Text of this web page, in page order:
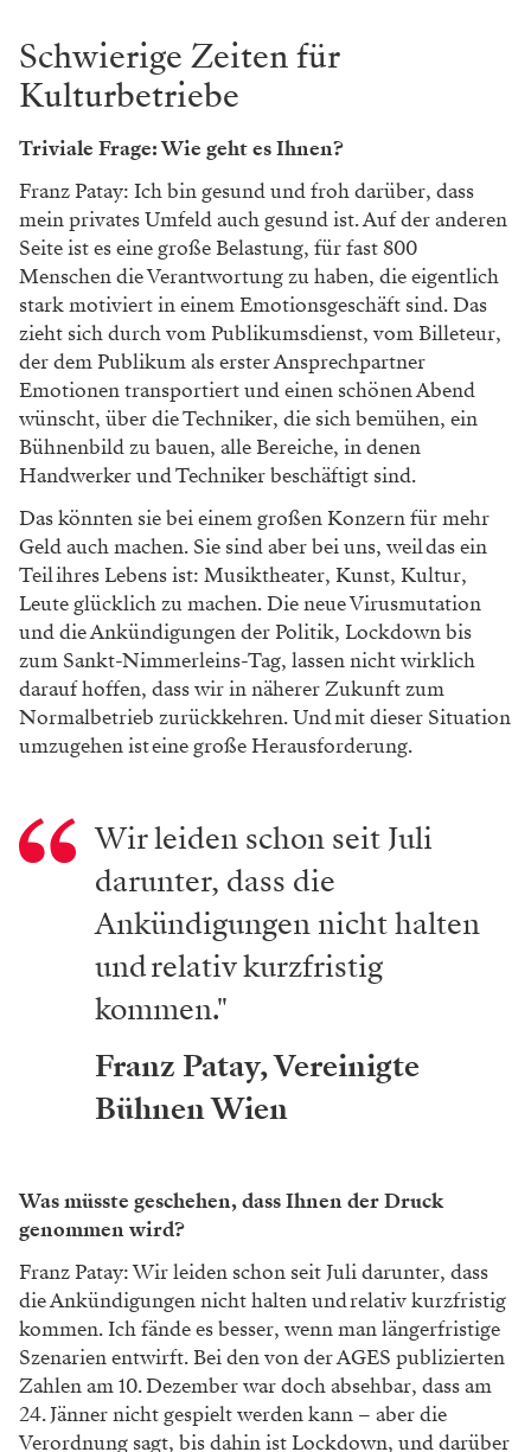
Schwierige Zeiten für
Kulturbetriebe
Triviale Frage: Wie geht es Ihnen?
Franz Patay: Ich bin gesund und froh darüber, dass
mein privates Umfeld auch gesund ist. Auf der anderen
Seite ist es eine große Belastung, für fast 800
Menschen die Verantwortung zu haben, die eigentlich
stark motiviert in einem Emotionsgeschäft sind. Das
zieht sich durch vom Publikumsdienst, vom Billeteur,
der dem Publikum als erster Ansprechpartner
Emotionen transportiert und einen schönen Abend
wünscht, über die Techniker, die sich bemühen, ein
Bühnenbild zu bauen, alle Bereiche, in denen
Handwerker und Techniker beschäftigt sind.
Das könnten sie bei einem großen Konzern für mehr
Geld auch machen. Sie sind aber bei uns, weil das ein
Teil ihres Lebens ist: Musiktheater, Kunst, Kultur,
Leute glücklich zu machen. Die neue Virusmutation
und die Ankündigungen der Politik, Lockdown bis
zum Sankt-Nimmerleins-Tag, lassen nicht wirklich
darauf hoffen, dass wir in näherer Zukunft zum
Normalbetrieb zurückkehren. Und mit dieser Situation
umzugehen ist eine große Herausforderung.
Wir leiden schon seit Juli
darunter, dass die
Ankündigungen nicht halten
und relativ kurzfristig
kommen."
Franz Patay, Vereinigte
Bühnen Wien
Was müsste geschehen, dass Ihnen der Druck
genommen wird?
Franz Patay: Wir leiden schon seit Juli darunter, dass
die Ankündigungen nicht halten und relativ kurzfristig
kommen. Ich fände es besser, wenn man längerfristige
Szenarien entwirft. Bei den von der AGES publizierten
Zahlen am 10. Dezember war doch absehbar, dass am
24. Jänner nicht gespielt werden kann – aber die
Verordnung sagt, bis dahin ist Lockdown, und darüber